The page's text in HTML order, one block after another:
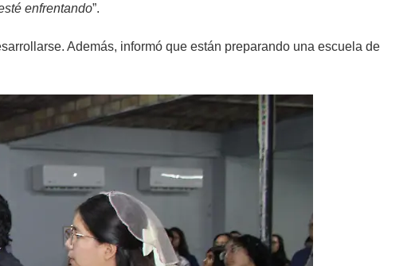
enfrentando”.
Además, informó que están preparando una escuela de